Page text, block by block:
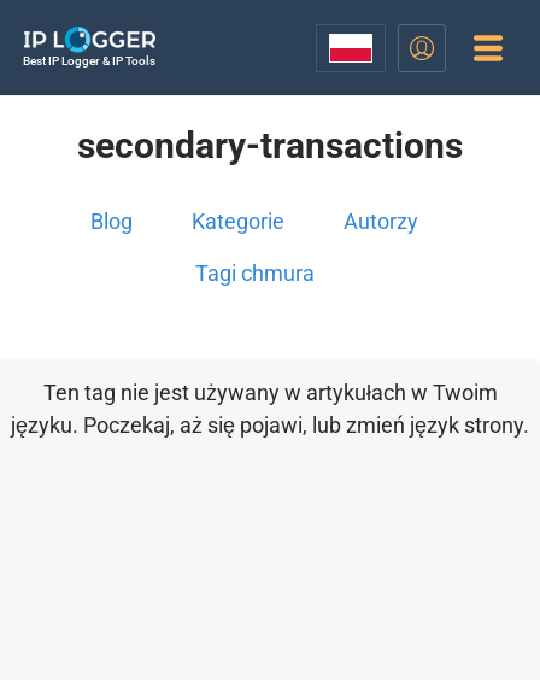
Best IP Logger & IP Tools
secondary-transactions
Blog Kategorie Autorzy
Tagi chmura